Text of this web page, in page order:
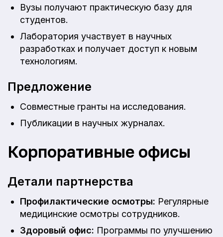
Вузы получают практическую базу для
студентов.
Лаборатория участвует в научных
разработках и получает доступ к новым
технологиям.
Предложение
Совместные гранты на исследования.
Публикации в научных журналах.
Корпоративные офисы
Детали партнерства
Профилактические осмотры: Регулярные
медицинские осмотры сотрудников.
Здоровый офис: Программы по улучшению